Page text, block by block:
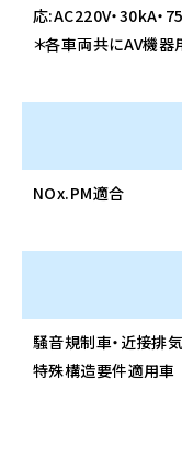
応:AC220V・30kA・
＊各車両共にAV機
NOx.PM適合
騒音規制車・近接排
特殊構造要件適用車